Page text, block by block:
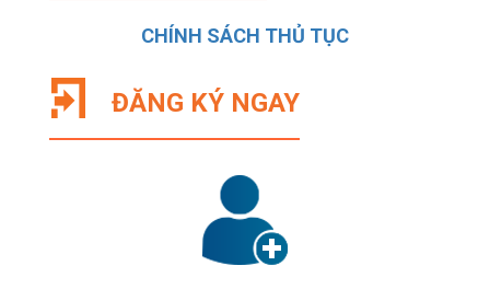
CHÍNH SÁCH THỦ TỤC
ĐĂNG KÝ NGAY